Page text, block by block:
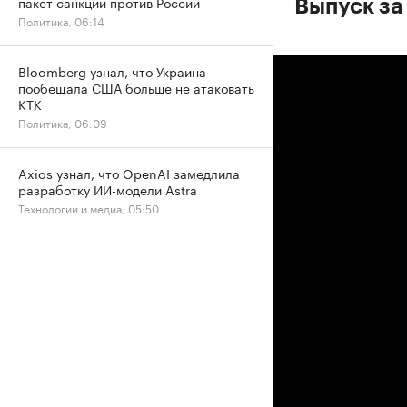
Выпуск за
Политика, 06:14
Bloomberg узнал, что Украина
пообещала США больше не атаковать
КТК
Политика, 06:09
Axios узнал, что OpenAI замедлила
разработку ИИ-модели Astra
Технологии и медиа, 05:50